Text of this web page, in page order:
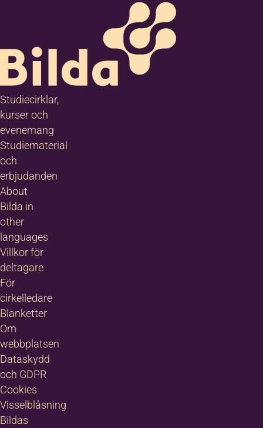
Studiecirklar,
kurser och
evenemang
Studiematerial
och
erbjudanden
About
Bilda in
other
languages
Villkor för
deltagare
För
cirkelledare
Blanketter
Om
webbplatsen
Dataskydd
och GDPR
Cookies
Visselblåsning
Bildas